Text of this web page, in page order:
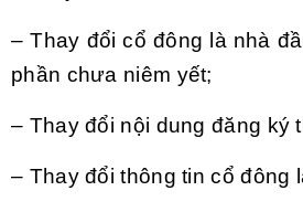
– Thay đổi cổ đông là nhà
phần chưa niêm yết;
– Thay đổi nội dung đăng ký
– Thay đổi thông tin cổ đông